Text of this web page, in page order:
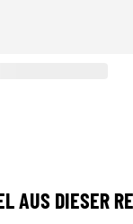
AUS DIESER